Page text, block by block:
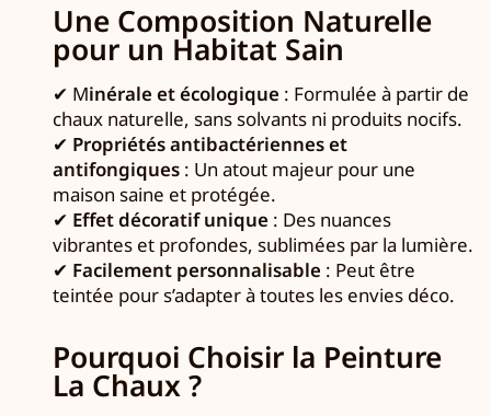
Une Composition Naturelle
pour un Habitat Sain
✔ Minérale et écologique : Formulée à partir de
chaux naturelle, sans solvants ni produits nocifs.
✔ Propriétés antibactériennes et
antifongiques : Un atout majeur pour une
maison saine et protégée.
✔ Effet décoratif unique : Des nuances
vibrantes et profondes, sublimées par la lumière.
✔ Facilement personnalisable : Peut être
teintée pour s’adapter à toutes les envies déco.
Pourquoi Choisir la Peinture
La Chaux ?